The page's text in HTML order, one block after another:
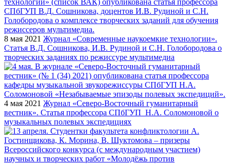
8 мая 2021 Журнал «Современные наукоемкие технологии».
Статья В.Д. Сошникова, И.В. Рудиной и С.Н. Голобородова о
творческих заданиях по режиссуре мультимедиа
4 мая 2021 Журнал «Северо-Восточный гуманитарный
вестник». Статья профессора СПбГУП Н.А. Соломоновой о
музыкальных полевых экспедициях